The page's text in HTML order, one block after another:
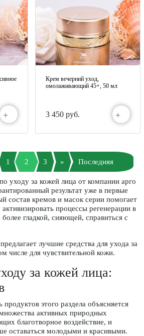
+
Крем вечерний уход,
омолаживающий 45+, 50 мл
3 450 руб. +
1 2 3 » Последняя
уходу за кожей лица от компании арго
результат уже в первые
состав кремов и масок серии помогает
процессы регенерации в
более гладкой, сияющей, справиться с
лучшие средства для ухода за
числе для чувствительной кожи.
за кожей лица:
этого раздела объясняется
активных природных
благотворное воздействие, и
оставаться молодыми и красивыми.